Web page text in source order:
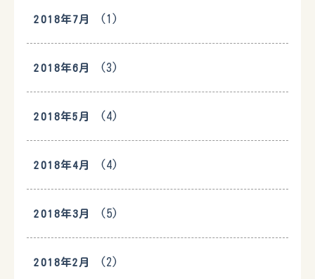
2018年7月 (1)
2018年6月 (3)
2018年5月 (4)
2018年4月 (4)
2018年3月 (5)
2018年2月 (2)